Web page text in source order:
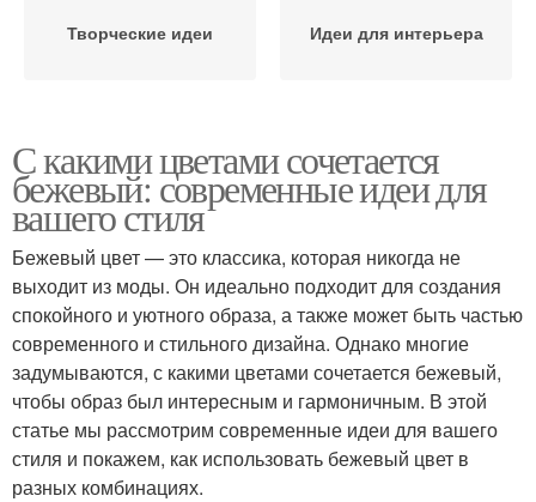
Творческие идеи Идеи для интерьера
С какими цветами сочетается
бежевый: современные идеи для
вашего стиля
Бежевый цвет — это классика, которая никогда не
выходит из моды. Он идеально подходит для создания
спокойного и уютного образа, а также может быть частью
современного и стильного дизайна. Однако многие
задумываются, с какими цветами сочетается бежевый,
чтобы образ был интересным и гармоничным. В этой
статье мы рассмотрим современные идеи для вашего
стиля и покажем, как использовать бежевый цвет в
разных комбинациях.